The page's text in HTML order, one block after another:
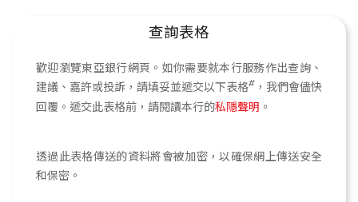
查詢表格
歡迎瀏覽東亞銀行網頁。如你需要就本行服務作出查詢、
建議、嘉許或投訴，請填妥並遞交以下表格# ，我們會儘快
回覆。遞交此表格前，請閱讀本行的私隱聲明 。
透過此表格傳送的資料將會被加密，以確保網上傳送安全
和保密。